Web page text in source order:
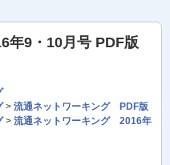
年9・10月号 PDF版
> 流通ネットワーキング PDF版
> 流通ネットワーキング 2016年